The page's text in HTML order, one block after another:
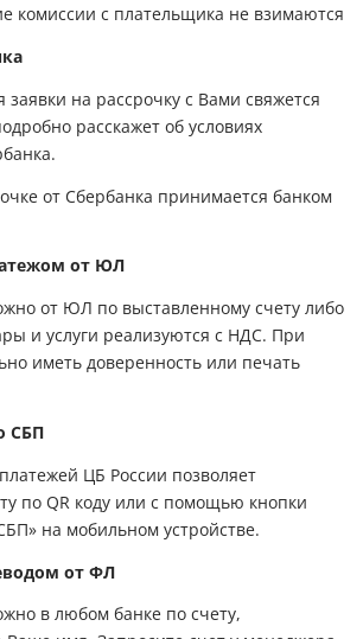
комиссии с плательщика не взимаются
на рассрочку с Вами свяжется
расскажет об условиях
от Сбербанка принимается банком
от ЮЛ
от ЮЛ по выставленному счету либо
и услуги реализуются с НДС. При
иметь доверенность или печать
СБП
ЦБ России позволяет
по QR коду или с помощью кнопки
на мобильном устройстве.
от ФЛ
в любом банке по счету,